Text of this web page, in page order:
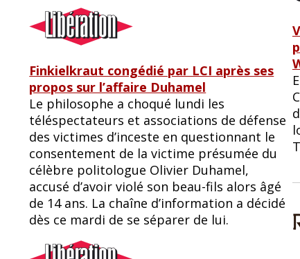
Finkielkraut congédié par LCI après ses
propos sur l’affaire Duhamel
Le philosophe a choqué lundi les
téléspectateurs et associations de défense
des victimes d’inceste en questionnant le
consentement de la victime présumée du
célèbre politologue Olivier Duhamel,
accusé d’avoir violé son beau-fils alors âgé
de 14 ans. La chaîne d’information a décidé
dès ce mardi de se séparer de lui.